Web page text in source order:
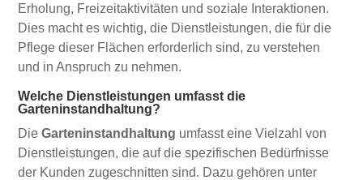
Erholung, Freizeitaktivitäten und soziale Interaktionen.
Dies macht es wichtig, die Dienstleistungen, die für die
Pflege dieser Flächen erforderlich sind, zu verstehen
und in Anspruch zu nehmen.
Welche Dienstleistungen umfasst die
Garteninstandhaltung?
DieGarteninstandhaltung umfasst eine Vielzahl von
Dienstleistungen, die auf die spezifischen Bedürfnisse
der Kunden zugeschnitten sind. Dazu gehören unter